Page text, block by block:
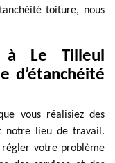
toiture, nous
à Le Tilleul
d’étanchéité
vous réalisiez des
notre lieu de travail.
régler votre problème